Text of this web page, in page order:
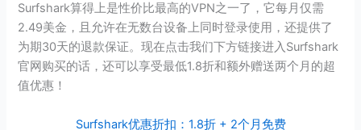
Surfshark算得上是性价比最高的VPN之一了，它每月仅需
2.49美金，且允许在无数台设备上同时登录使用，还提供了
为期30天的退款保证。现在点击我们下方链接进入Surfshark
官网购买的话，还可以享受最低1.8折和额外赠送两个月的超
值优惠！
Surfshark优惠折扣：1.8折 + 2个月免费